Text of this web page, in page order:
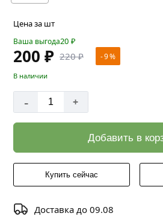
Цена за шт
Ваша выгода20 ₽
200 ₽ 220 ₽ - 9 %
В наличии
- +
Добавить в
Купить сейчас
Доставка до 09.08